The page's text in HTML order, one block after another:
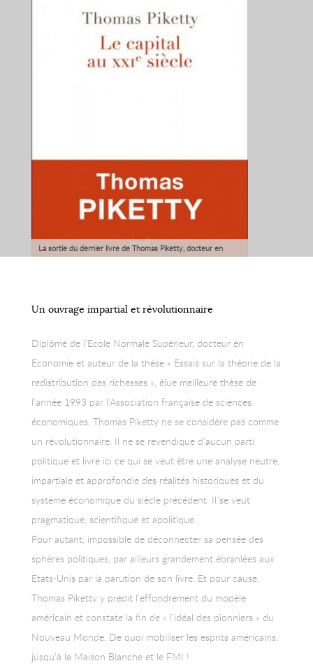
La sortie du dernier livre de Thomas Piketty, docteur en
Un ouvrage impartial et révolutionnaire
Diplômé de l’Ecole Normale Supérieur, docteur en
Economie et auteur de la thèse « Essais sur la théorie de la
redistribution des richesses », élue meilleure thèse de
l’année 1993 par l’Association française de sciences
économiques, Thomas Piketty ne se considère pas comme
un révolutionnaire. Il ne se revendique d’aucun parti
politique et livre ici ce qui se veut être une analyse neutre,
impartiale et approfondie des réalités historiques et du
système économique du siècle précédent. Il se veut
pragmatique, scientifique et apolitique.
Pour autant, impossible de déconnecter sa pensée des
sphères politiques, par ailleurs grandement ébranlées aux
Etats-Unis par la parution de son livre. Et pour cause,
Thomas Piketty y prédit l’effondrement du modèle
américain et constate la fin de « l’idéal des pionniers » du
Nouveau Monde. De quoi mobiliser les esprits américains,
jusqu’à la Maison Blanche et le FMI !